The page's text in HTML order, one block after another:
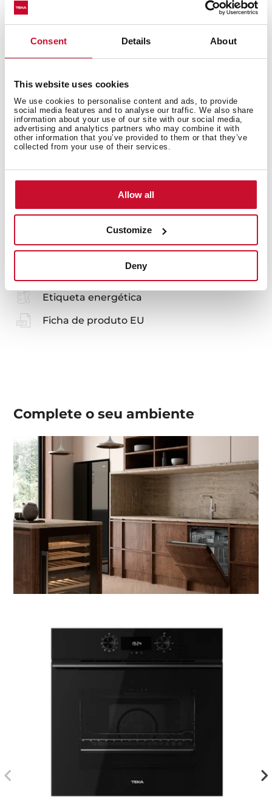
Consent Details About
This website uses cookies
We use cookies to personalise content and ads, to provide
social media features and to analyse our traffic. We also share
information about your use of our site with our social media,
advertising and analytics partners who may combine it with
other information that you’ve provided to them or that they’ve
collected from your use of their services.
Allow all
Customize
Deny
Documentação
Ficha técnica
Desenho técnico
Imagens de alta resolução
Etiqueta energética
Ficha de produto EU
Complete o seuambiente